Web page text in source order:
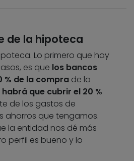
de la hipoteca
Lo primero que hay
es que los bancos
% de la compra de la
habrá que cubrir el 20 %
de los gastos de
ahorros que tengamos.
la entidad nos dé más
perfil es bueno y lo